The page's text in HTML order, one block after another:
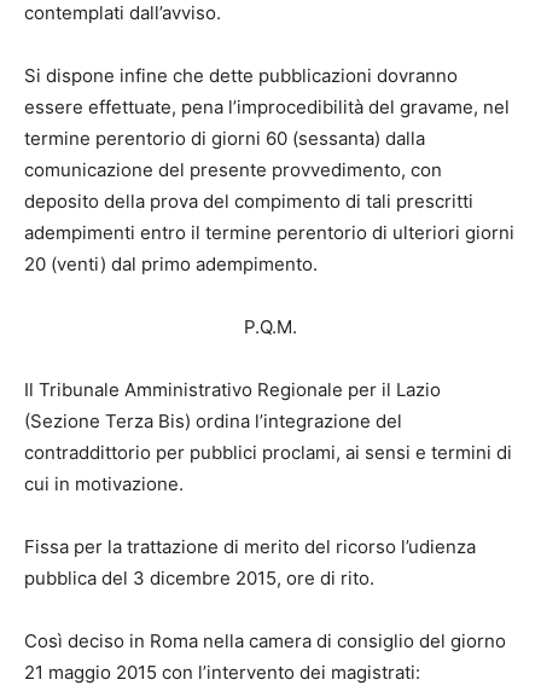
contemplati dall’avviso.
Si dispone infine che dette pubblicazioni dovranno
essere effettuate, pena l’improcedibilità del gravame, nel
termine perentorio di giorni 60 (sessanta) dalla
comunicazione del presente provvedimento, con
deposito della prova del compimento di tali prescritti
adempimenti entro il termine perentorio di ulteriori giorni
20 (venti) dal primo adempimento.
P.Q.M.
Il Tribunale Amministrativo Regionale per il Lazio
(Sezione Terza Bis) ordina l’integrazione del
contraddittorio per pubblici proclami, ai sensi e termini di
cui in motivazione.
Fissa per la trattazione di merito del ricorso l’udienza
pubblica del 3 dicembre 2015, ore di rito.
Così deciso in Roma nella camera di consiglio del giorno
21 maggio 2015 con l’intervento dei magistrati: